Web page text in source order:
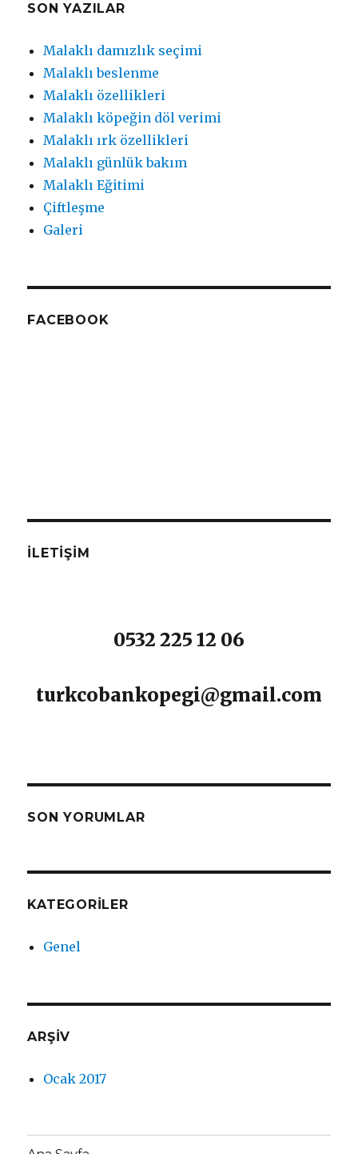
SON YAZILAR
Malaklı damızlık seçimi
Malaklı beslenme
Malaklı özellikleri
Malaklı köpeğin döl verimi
Malaklı ırk özellikleri
Malaklı günlük bakım
Malaklı Eğitimi
Çiftleşme
Galeri
FACEBOOK
İLETIŞIM
0532 225 12 06
turkcobankopegi@gmail.com
SON YORUMLAR
KATEGORILER
Genel
ARŞIV
Ocak 2017